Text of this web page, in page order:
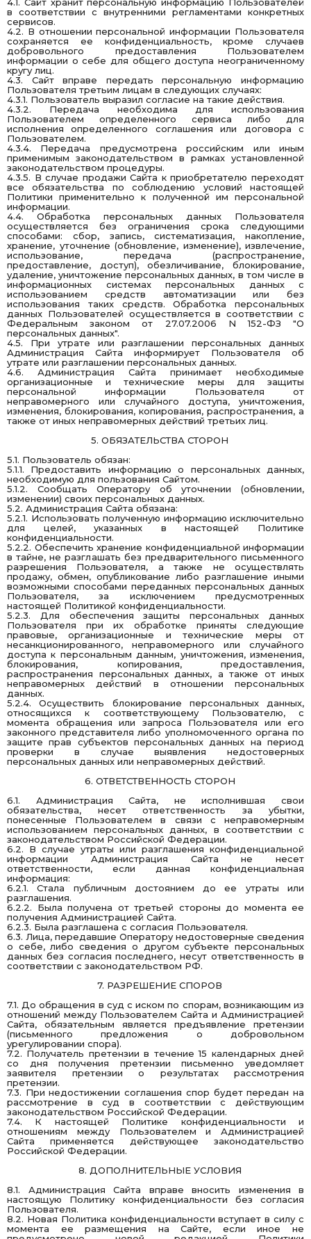
в соответствии с внутренними регламентами конкретных
сервисов.
4.2. В отношении персональной информации Пользователя
сохраняется ее конфиденциальность, кроме случаев
добровольного предоставления Пользователем
информации о себе для общего доступа неограниченному
кругу лиц.
4.3. Сайт вправе передать персональную информацию
Пользователя третьим лицам в следующих случаях:
4.3.1. Пользователь выразил согласие на такие действия.
4.3.2. Передача необходима для использования
Пользователем определенного сервиса либо для
исполнения определенного соглашения или договора с
Пользователем.
4.3.4. Передача предусмотрена российским или иным
применимым законодательством в рамках установленной
законодательством процедуры.
4.3.5. В случае продажи Сайта к приобретателю переходят
все обязательства по соблюдению условий настоящей
Политики применительно к полученной им персональной
информации.
4.4. Обработка персональных данных Пользователя
осуществляется без ограничения срока следующими
способами: сбор, запись, систематизация, накопление,
хранение, уточнение (обновление, изменение), извлечение,
использование, передача (распространение,
предоставление, доступ), обезличивание, блокирование,
удаление, уничтожение персональных данных, в том числе в
информационных системах персональных данных с
использованием средств автоматизации или без
использования таких средств. Обработка персональных
данных Пользователей осуществляется в соответствии с
Федеральнымзаконом от 27.07.2006 N 152-ФЗ "О
персональных данных".
4.5. При утрате или разглашении персональных данных
Администрация Сайта информирует Пользователя об
утрате или разглашении персональных данных.
4.6. Администрация Сайта принимает необходимые
организационные и технические меры для защиты
персональной информации Пользователя от
неправомерного или случайного доступа, уничтожения,
изменения, блокирования, копирования, распространения, а
также от иных неправомерных действий третьих лиц.
5. ОБЯЗАТЕЛЬСТВА СТОРОН
5.1. Пользователь обязан:
5.1.1. Предоставить информацию о персональных данных,
необходимую для пользования Сайтом.
5.1.2. Сообщать Оператору об уточнении (обновлении,
изменении) своих персональных данных.
5.2. Администрация Сайта обязана:
5.2.1. Использовать полученную информацию исключительно
для целей, указанных в настоящей Политике
конфиденциальности.
5.2.2. Обеспечить хранение конфиденциальной информации
в тайне, не разглашать без предварительного письменного
разрешения Пользователя, а также не осуществлять
продажу, обмен, опубликование либо разглашение иными
возможными способами переданных персональных данных
Пользователя, за исключением предусмотренных
настоящей Политикой конфиденциальности.
5.2.3. Для обеспечения защиты персональных данных
Пользователя при их обработке приняты следующие
правовые, организационные и технические меры от
несанкционированного, неправомерного или случайного
доступа к персональным данным, уничтожения, изменения,
блокирования, копирования, предоставления,
распространения персональных данных, а также от иных
неправомерных действий в отношении персональных
данных.
5.2.4. Осуществить блокирование персональных данных,
относящихся к соответствующему Пользователю, с
момента обращения или запроса Пользователя или его
законного представителя либо уполномоченного органа по
защите прав субъектов персональных данных на период
проверки в случае выявления недостоверных
персональных данных или неправомерных действий.
6. ОТВЕТСТВЕННОСТЬ СТОРОН
6.1. Администрация Сайта, не исполнившая свои
обязательства, несет ответственность за убытки,
понесенные Пользователем в связи с неправомерным
использованием персональных данных, в соответствии с
законодательством Российской Федерации.
6.2. В случае утраты или разглашения конфиденциальной
информации Администрация Сайта не несет
ответственности, если данная конфиденциальная
информация:
6.2.1. Стала публичным достоянием до ее утраты или
разглашения.
6.2.2. Была получена от третьей стороны до момента ее
получения Администрацией Сайта.
6.2.3. Была разглашена с согласия Пользователя.
6.3. Лица, передавшие Оператору недостоверные сведения
о себе, либо сведения о другом субъекте персональных
данных без согласия последнего, несут ответственность в
соответствии с законодательством РФ.
7. РАЗРЕШЕНИЕ СПОРОВ
7.1. До обращения в суд с иском по спорам, возникающим из
отношений между Пользователем Сайта и Администрацией
Сайта, обязательным является предъявление претензии
(письменного предложения о добровольном
урегулировании спора).
7.2. Получатель претензии в течение 15 календарных дней
со дня получения претензии письменно уведомляет
заявителя претензии о результатах рассмотрения
претензии.
7.3. При недостижении соглашения спор будет передан на
рассмотрение в суд в соответствии с действующим
законодательством Российской Федерации.
7.4. К настоящей Политике конфиденциальности и
отношениям между Пользователем и Администрацией
Сайта применяется действующее законодательство
Российской Федерации.
8. ДОПОЛНИТЕЛЬНЫЕ УСЛОВИЯ
8.1. Администрация Сайта вправе вносить изменения в
настоящую Политику конфиденциальности без согласия
Пользователя.
8.2. Новая Политика конфиденциальности вступает в силу с
момента ее размещения на Сайте, если иное не